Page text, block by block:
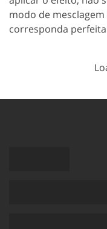
modo de
corresponda